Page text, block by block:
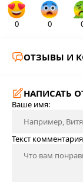
0 0
ОТЗЫВЫ И
НАПИСАТЬ
Ваше имя:
Текст